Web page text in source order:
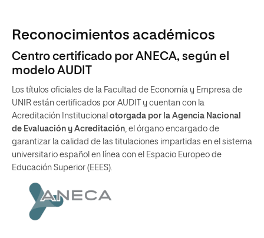
Reconocimientos académicos
Centro certificado por ANECA, según el
modelo AUDIT
Los títulos oficiales de la Facultad de Economía y Empresa de
UNIR están certificados por AUDIT y cuentan con la
Acreditación Institucional otorgada por la Agencia Nacional
de Evaluación y Acreditación , el órgano encargado de
garantizar la calidad de las titulaciones impartidas en el sistema
universitario español en línea con el Espacio Europeo de
Educación Superior (EEES).